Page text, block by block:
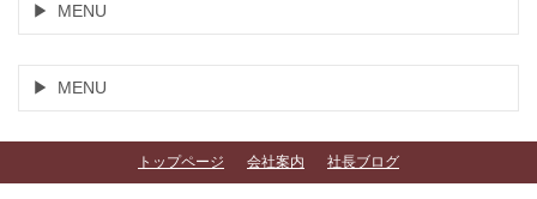
MENU
MENU
トップページ 会社案内 社長ブログ